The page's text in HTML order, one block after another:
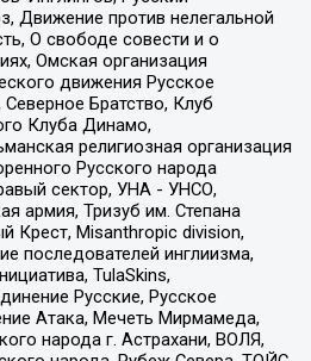
Движение против нелегальной
О свободе совести и о
Омская организация
движения Русское
Братство, Клуб
Клуба Динамо,
религиозная организация
Русского народа
сектор, УНА - УНСО,
армия, Тризуб им. Степана
Крест, Misanthropic division,
последователей инглиизма,
TulaSkins,
Русские, Русское
Атака, Мечеть Мирмамеда,
народа г. Астрахани, ВОЛЯ,